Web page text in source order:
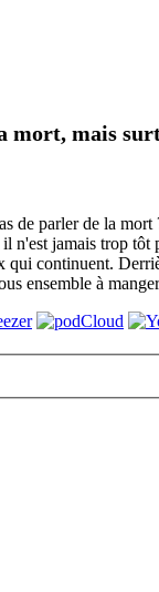
mort, mais
de parler de la
n'est jamais trop
continuent.
ensemble à